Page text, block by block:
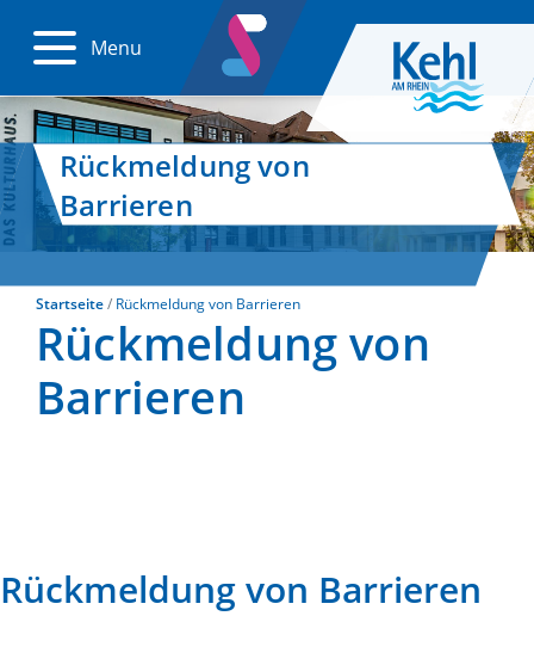
Menu
Rückmeldung von
Barrieren
Startseite Rückmeldung von Barrieren
Rückmeldung von
Barrieren
Rückmeldung von Barrieren